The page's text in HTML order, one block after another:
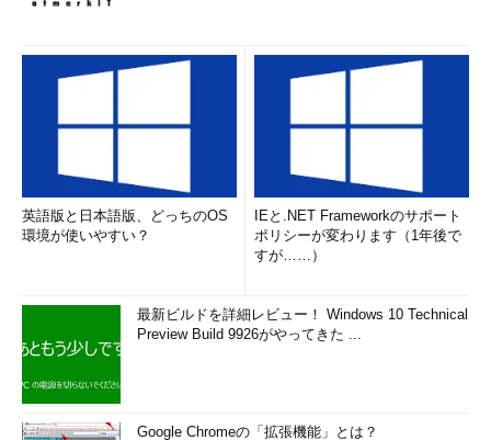
英語版と日本語版、どっちのOS
環境が使いやすい？
IEと.NET Frameworkのサポート
ポリシーが変わります（1年後で
すが……）
最新ビルドを詳細レビュー！ Windows 10 Technical
Preview Build 9926がやってきた ...
Google Chromeの「拡張機能」とは？